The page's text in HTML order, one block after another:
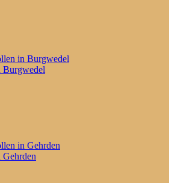
in Burgwedel
Burgwedel
in Gehrden